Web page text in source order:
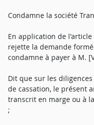
Condamne la société
En application de
rejette la demande
condamne à payer à M.
Dit que sur les
de cassation, le présent
transcrit en marge ou à
;